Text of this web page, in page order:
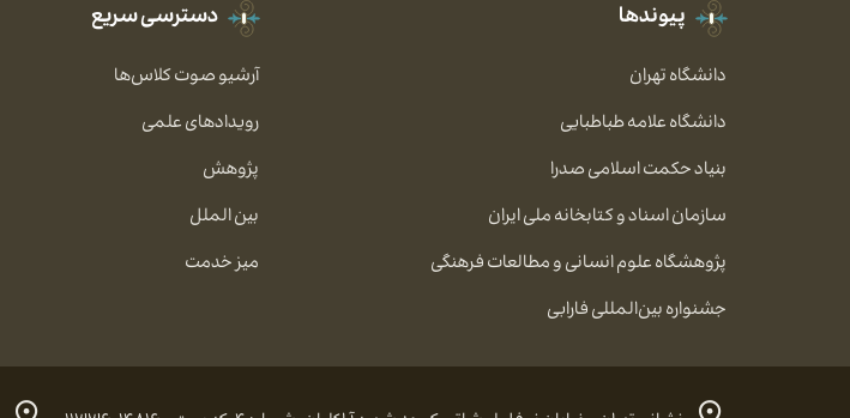
پیوندها
دانشگاه تهران
دانشگاه علامه طباطبایی
بنیاد حکمت اسلامی صدرا
سازمان اسناد و کتابخانه ملی ایران
پژوهشگاه علوم انسانی و مطالعات فرهنگی
جشنواره بین‌المللی فارابی
دسترسی سریع
آرشیو صوت کلاس‌ها
رویدادهای علمی
پژوهش
بین الملل
میز خدمت